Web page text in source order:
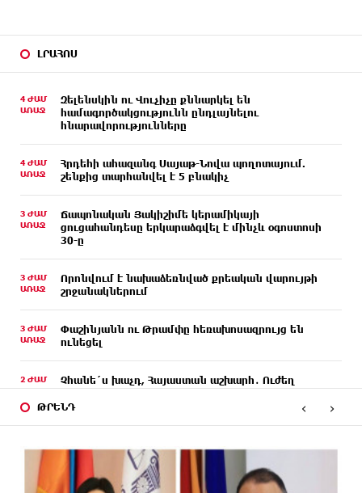
ԼՐԱՀՈՍ
4 ԺԱՄ
ԱՌԱՋ
Զելենսկին ու Վուչիչը քննարկել են
համագործակցությունն ընդլայնելու
հնարավորությունները
4 ԺԱՄ
ԱՌԱՋ
Հրդեհի ահազանգ Սայաթ-Նովա պողոտայում.
շենքից տարհանվել է 5 բնակիչ
3 ԺԱՄ
ԱՌԱՋ
Ճապոնական Յակիշիմե կերամիկայի
ցուցահանդեսը երկարաձգվել է մինչև օգոստոսի
30-ը
3 ԺԱՄ
ԱՌԱՋ
Որոնվում է նախաձեռնված քրեական վարույթի
շրջանակներում
3 ԺԱՄ
ԱՌԱՋ
Փաշինյանն ու Թրամփը հեռախոսազրույց են
ունեցել
2 ԺԱՄ
ԱՌԱՋ
Չհանե´ս խաչդ, Հայաստան աշխարհ․ Ուժեղ
Հետվճարի փոխարեն՝ արժանապատիվ և ֆիքսված
ԹՐԵՆԴ ‹ ›